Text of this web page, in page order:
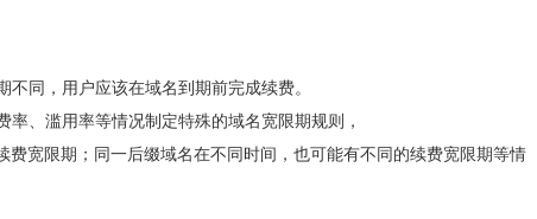
同，用户应该在域名到期前完成续费。
、滥用率等情况制定特殊的域名宽限期规则，
宽限期；同一后缀域名在不同时间，也可能有不同的续费宽限期等情